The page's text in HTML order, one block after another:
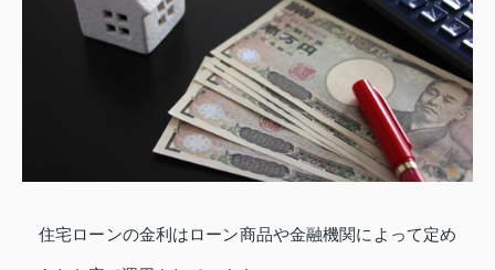
住宅ローンの金利はローン商品や金融機関によって定め